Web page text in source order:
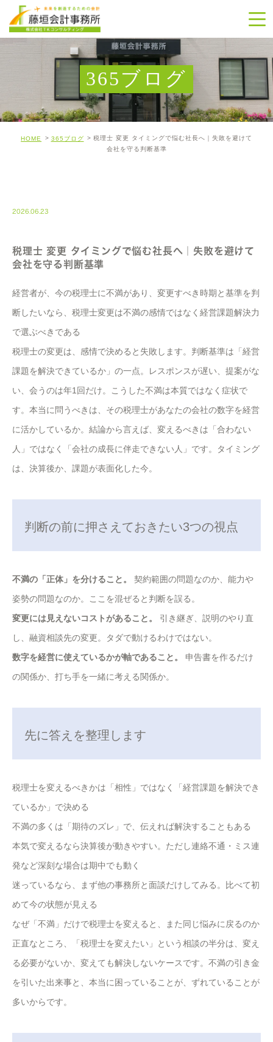
365ブログ
HOME 365ブログ
税理士 変更 タイミングで悩む社長へ｜失敗を避けて
会社を守る判断基準
2026.06.23
税理士 変更 タイミングで悩む社長へ｜失敗を避けて
会社を守る判断基準
経営者が、今の税理士に不満があり、変更すべき時期と基準を判
断したいなら、税理士変更は不満の感情ではなく経営課題解決力
で選ぶべきである
税理士の変更は、感情で決めると失敗します。判断基準は「経営
課題を解決できているか」の一点。レスポンスが遅い、提案がな
い、会うのは年1回だけ。こうした不満は本質ではなく症状で
す。本当に問うべきは、その税理士があなたの会社の数字を経営
に活かしているか。結論から言えば、変えるべきは「合わない
人」ではなく「会社の成長に伴走できない人」です。タイミング
は、決算後か、課題が表面化した今。
判断の前に押さえておきたい3つの視点
不満の「正体」を分けること。
契約範囲の問題なのか、能力や
姿勢の問題なのか。ここを混ぜると判断を誤る。
変更には見えないコストがあること。
引き継ぎ、説明のやり直
し、融資相談先の変更。タダで動けるわけではない。
数字を経営に使えているかが軸であること。
申告書を作るだけ
の関係か、打ち手を一緒に考える関係か。
先に答えを整理します
税理士を変えるべきかは「相性」ではなく「経営課題を解決でき
ているか」で決める
不満の多くは「期待のズレ」で、伝えれば解決することもある
本気で変えるなら決算後が動きやすい。ただし連絡不通・ミス連
発など深刻な場合は期中でも動く
迷っているなら、まず他の事務所と面談だけしてみる。比べて初
めて今の状態が見える
なぜ「不満」だけで税理士を変えると、また同じ悩みに戻るのか
正直なところ、「税理士を変えたい」という相談の半分は、変え
る必要がないか、変えても解決しないケースです。不満の引き金
を引いた出来事と、本当に困っていることが、ずれていることが
多いからです。